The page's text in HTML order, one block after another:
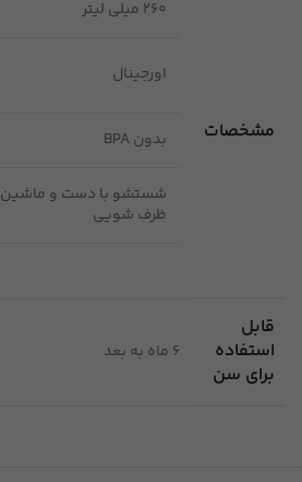
مشخصات
260 میلی لیتر
اورجینال
بدون BPA
شستشو با دست و ماشین
ظرف شویی
قابل
استفاده
برای سن
6 ماه به بعد